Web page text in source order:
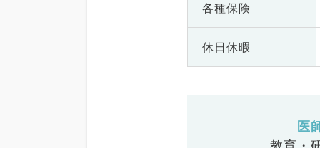
各種保険
休日休暇
医